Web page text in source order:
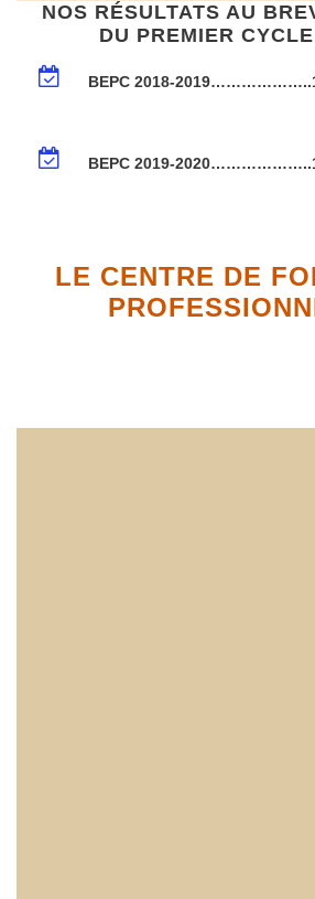
NOS RÉSULTATS AU
DU PREMIER
BEPC 2018-
BEPC 2019-
LE CENTRE DE